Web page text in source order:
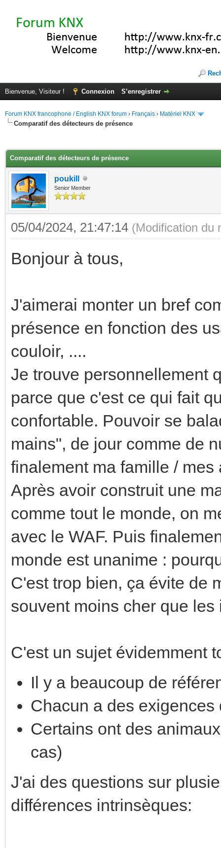
Bienvenue, Visiteur ! Connexion S’enregistrer
Forum KNX francophone / English KNX forum › Français › Matériel KNX
Comparatif des détecteurs de présence
Comparatif des détecteurs de présence
poukill
Senior Member
05/04/2024, 21:47:14 (Modification du
Bonjour à tous,
J'aimerai monter un bref
présence en fonction des
couloir, ....
Je trouve personnellement
parce que c'est ce qui fait
confortable. Pouvoir se
mains", de jour comme de
finalement ma famille / mes
Après avoir construit une
comme tout le monde, on
avec le WAF. Puis
monde est unanime :
C'est trop bien, ça évite de
souvent moins cher que les
C'est un sujet évidemment
Il y a beaucoup de
Chacun a des
Certains ont des
cas)
J'ai des questions sur
différences intrinsèques: